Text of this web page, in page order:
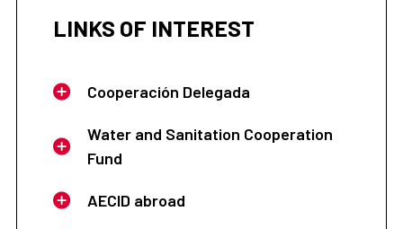
LINKS OF INTEREST
Cooperación Delegada
Water and Sanitation Cooperation
Fund
AECID abroad